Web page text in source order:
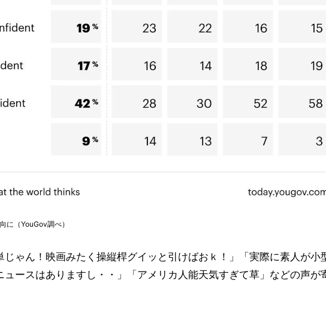
に（YouGov調べ）
じゃん！映画みたく操縦桿グイッと引けばおｋ！」「実際に素人が小
ュースはありますし・・」「アメリカ人能天気すぎて草」などの声が